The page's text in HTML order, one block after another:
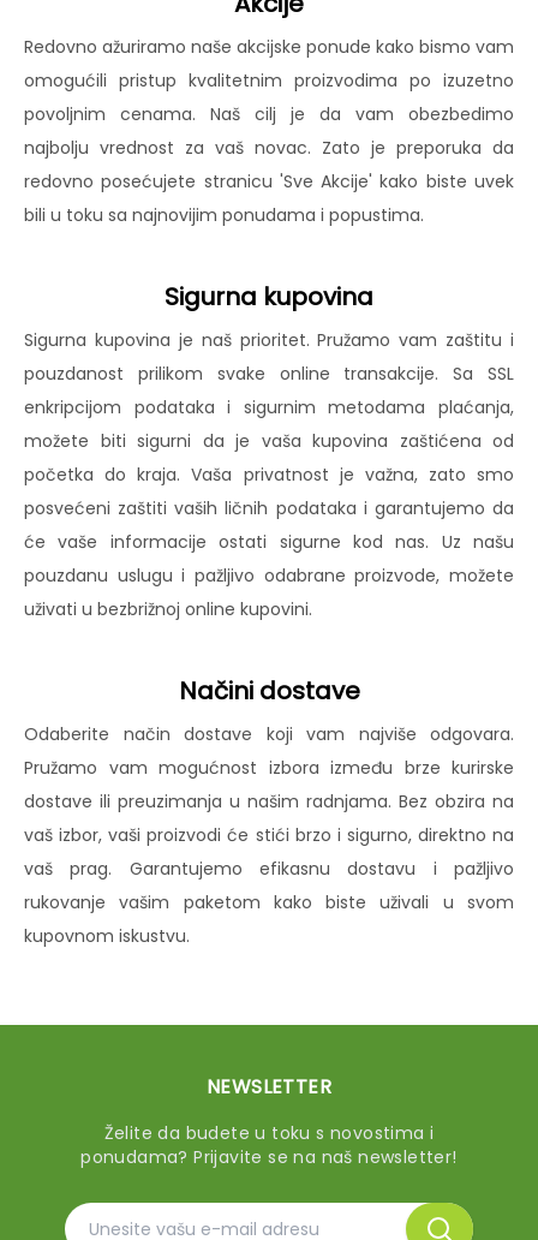
Redovno ažuriramo naše akcijske ponude kako bismo vam
omogućili pristup kvalitetnim proizvodima po izuzetno
povoljnim cenama. Naš cilj je da vam obezbedimo
najbolju vrednost za vaš novac. Zato je preporuka da
redovno posećujete stranicu 'Sve Akcije' kako biste uvek
bili u toku sa najnovijim ponudama i popustima.
Sigurna kupovina
Sigurna kupovina je naš prioritet. Pružamo vam zaštitu i
pouzdanost prilikom svake online transakcije. Sa SSL
enkripcijom podataka i sigurnim metodama plaćanja,
možete biti sigurni da je vaša kupovina zaštićena od
početka do kraja. Vaša privatnost je važna, zato smo
posvećeni zaštiti vaših ličnih podataka i garantujemo da
će vaše informacije ostati sigurne kod nas. Uz našu
pouzdanu uslugu i pažljivo odabrane proizvode, možete
uživati u bezbrižnoj online kupovini.
Načini dostave
Odaberite način dostave koji vam najviše odgovara.
Pružamo vam mogućnost izbora između brze kurirske
dostave ili preuzimanja u našim radnjama. Bez obzira na
vaš izbor, vaši proizvodi će stići brzo i sigurno, direktno na
vaš prag. Garantujemo efikasnu dostavu i pažljivo
rukovanje vašim paketom kako biste uživali u svom
kupovnom iskustvu.
NEWSLETTER
Želite da budete u toku s novostima i
ponudama? Prijavite se na naš newsletter!